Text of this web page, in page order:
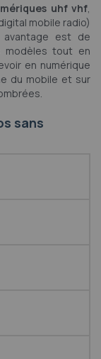
uhf vhf,
mobile radio)
est de
modèles tout en
en numérique
du mobile et sur
sans